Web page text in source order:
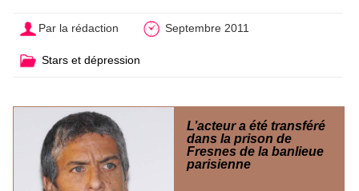
Par la rédaction Septembre 2011
Stars et dépression
L’acteur a été transféré
dans la prison de
Fresnes de la banlieue
parisienne